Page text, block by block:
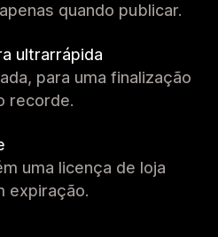
quando publicar.
ultrarrápida
para uma finalização
recorde.
uma licença de loja
expiração.